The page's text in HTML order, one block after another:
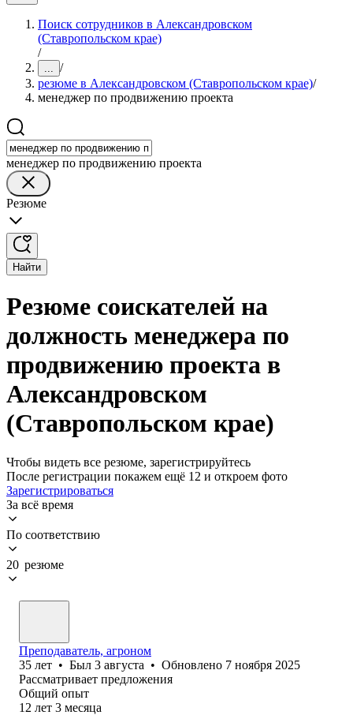
Поиск сотрудников в Александровском
(Ставропольском крае)
/
... /
резюме в Александровском (Ставропольском крае)/
менеджер по продвижению проекта
менеджер по продвижению проекта
Резюме
Найти
Резюме соискателей на
должность менеджера по
продвижению проекта в
Александровском
(Ставропольском крае)
Чтобы видеть все резюме, зарегистрируйтесь
После регистрации покажем ещё 12 и откроем фото
Зарегистрироваться
За всё время
По соответствию
20 резюме
Преподаватель, агроном
35 лет • Был 3 августа • Обновлено 7 ноября 2025
Рассматривает предложения
Общий опыт
12 лет 3 месяца